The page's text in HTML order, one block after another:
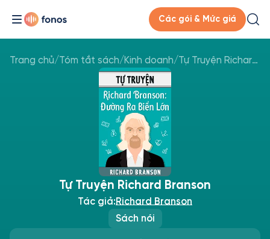
Các gói & Mức giá
Trang chủ/Tóm tắt sách/Kinh doanh/ Tự Truyện Richard Branson
Sách nói
Tự Truyện Richard Branson
Tác giả:Richard Branson